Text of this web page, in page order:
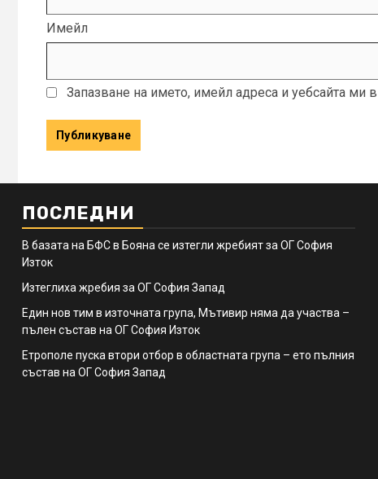
Имейл
Запазване на името, имейл адреса и уебсайта ми
ПОСЛЕДНИ
В базата на БФС в Бояна се изтегли жребият за ОГ София
Изток
Изтеглиха жребия за ОГ София Запад
Един нов тим в източната група, Мътивир няма да участва –
пълен състав на ОГ София Изток
Етрополе пуска втори отбор в областната група – ето пълния
състав на ОГ София Запад